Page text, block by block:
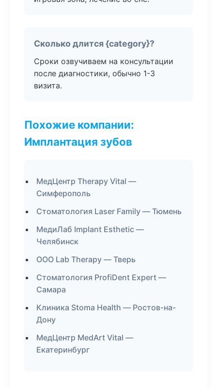
Сколько длится {category}?
Сроки озвучиваем на консультации
после диагностики, обычно 1-3
визита.
Похожие компании:
Имплантация зубов
МедЦентр Therapy Vital —
Симферополь
Стоматология Laser Family — Тюмень
МедиЛаб Implant Esthetic —
Челябинск
ООО Lab Therapy — Тверь
Стоматология ProfiDent Expert —
Самара
Клиника Stoma Health — Ростов-на-
Дону
МедЦентр MedArt Vital —
Екатеринбург